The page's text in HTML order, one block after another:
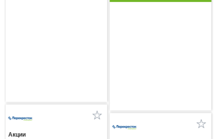
Акции